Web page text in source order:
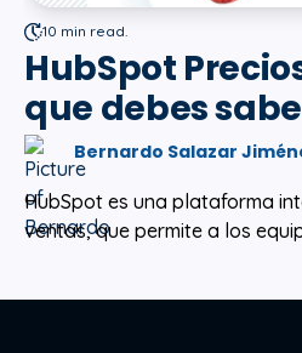
10 min read.
HubSpot
que debes
Bernardo Salazar
HubSpot es una plataforma
ventas, que permite a los